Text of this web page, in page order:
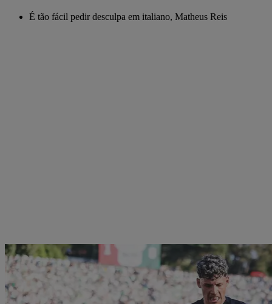
É tão fácil pedir desculpa em italiano, Matheus Reis